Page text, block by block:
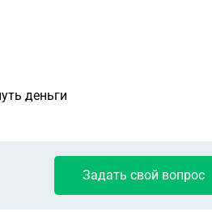
деньги
Задать свой вопрос